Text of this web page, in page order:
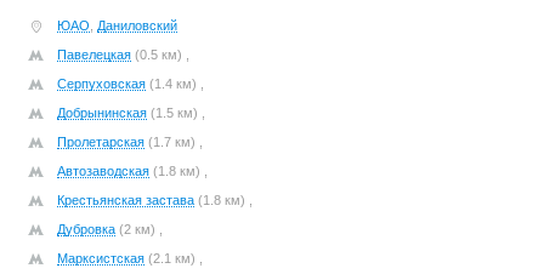
ЮАО
Даниловский
Павелецкая (0.5 км) ,
Серпуховская (1.4 км) ,
Добрынинская (1.5 км) ,
Пролетарская (1.7 км) ,
Автозаводская (1.8 км) ,
Крестьянская застава (1.8 км) ,
Дубровка (2 км) ,
Марксистская (2.1 км) ,